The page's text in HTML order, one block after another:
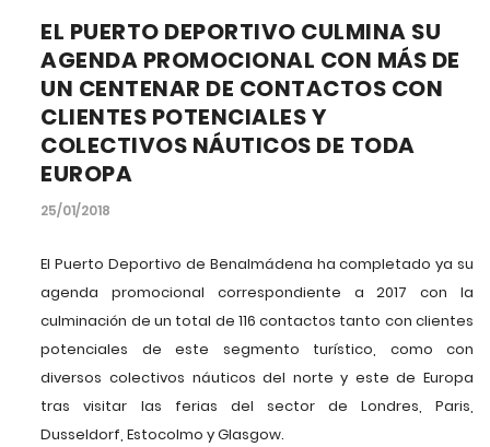
EL PUERTO DEPORTIVO CULMINA SU
AGENDA PROMOCIONAL CON MÁS DE
UN CENTENAR DE CONTACTOS CON
CLIENTES POTENCIALES Y
COLECTIVOS NÁUTICOS DE TODA
EUROPA
25/01/2018
El Puerto Deportivo de Benalmádena ha completado ya su
agenda promocional correspondiente a 2017 con la
culminación de un total de 116 contactos tanto con clientes
potenciales de este segmento turístico, como con
diversos colectivos náuticos del norte y este de Europa
tras visitar las ferias del sector de Londres, Paris,
Dusseldorf, Estocolmo y Glasgow.